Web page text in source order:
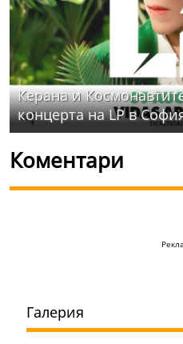
Керана и
концерта на LP в
Коментари
Галерия